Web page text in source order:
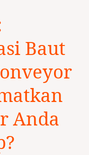
Baut
Anda